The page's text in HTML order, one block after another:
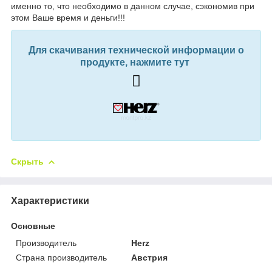
именно то, что необходимо в данном случае, сэкономив при
этом Ваше время и деньги!!!
Для скачивания технической информации о
продукте, нажмите тут
Скрыть
Характеристики
Основные
Производитель
Herz
Страна производитель
Австрия